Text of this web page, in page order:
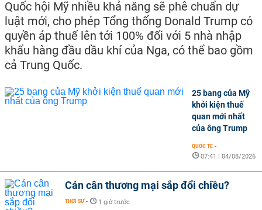
Quốc hội Mỹ nhiều khả năng sẽ phê chuẩn dự
luật mới, cho phép Tổng thống Donald Trump có
quyền áp thuế lên tới 100% đối với 5 nhà nhập
khẩu hàng đầu dầu khí của Nga, có thể bao gồm
cả Trung Quốc.
25 bang của Mỹ
khởi kiện thuế
quan mới nhất
của ông Trump
QUỐC TẾ -
07:41 | 04/08/2026
Cán cân thương mại sắp đổi chiều?
THỜI SỰ - 1 giờ trước